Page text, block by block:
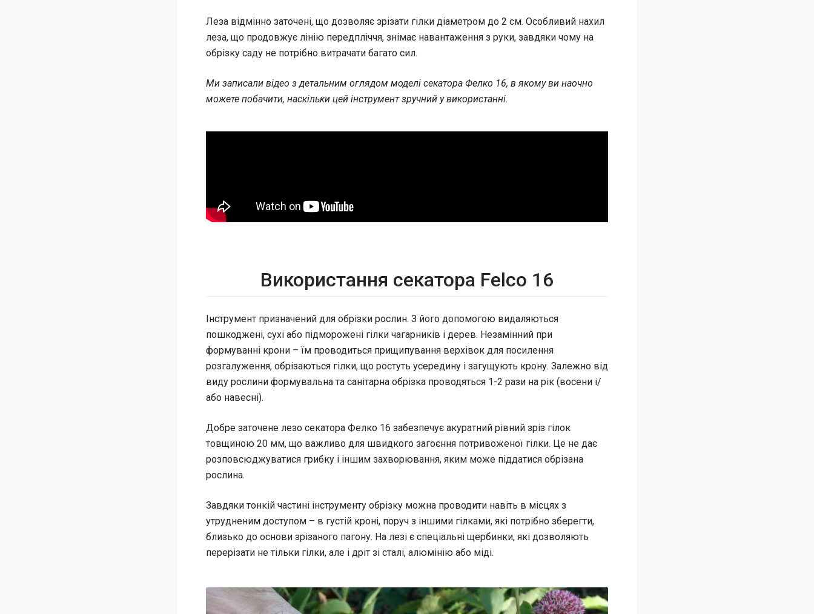
Леза відмінно заточені, що дозволяє зрізати гілки діаметром до 2 см. Особливий нахил
леза, що продовжує лінію передпліччя, знімає навантаження з руки, завдяки чому на
обрізку саду не потрібно витрачати багато сил.
Ми записали відео з детальним оглядом моделі секатора Фелко 16, в якому ви наочно
можете побачити, наскільки цей інструмент зручний у використанні.
Використання секатора Felco 16
Інструмент призначений для обрізки рослин. З його допомогою видаляються
пошкоджені, сухі або підморожені гілки чагарників і дерев. Незамінний при
формуванні крони – їм проводиться прищипування верхівок для посилення
розгалуження, обрізаються гілки, що ростуть усередину і загущують крону. Залежно від
виду рослини формувальна та санітарна обрізка проводяться 1-2 рази на рік (восени і/
або навесні).
Добре заточене лезо секатора Фелко 16 забезпечує акуратний рівний зріз гілок
товщиною 20 мм, що важливо для швидкого загоєння потривоженої гілки. Це не дає
розповсюджуватися грибку і іншим захворювання, яким може піддатися обрізана
рослина.
Завдяки тонкій частині інструменту обрізку можна проводити навіть в місцях з
утрудненим доступом – в густій кроні, поруч з іншими гілками, які потрібно зберегти,
близько до основи зрізаного пагону. На лезі є спеціальні щербинки, які дозволяють
перерізати не тільки гілки, але і дріт зі сталі, алюмінію або міді.